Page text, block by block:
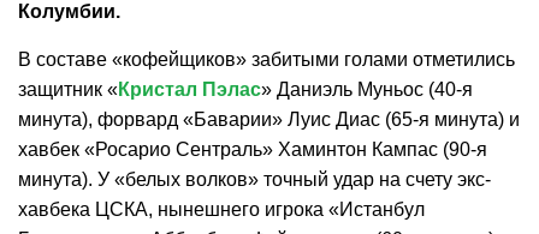
Колумбии.
В составе «кофейщиков» забитыми голами отметились
защитник «Кристал Пэлас» Даниэль Муньос (40-я
минута), форвард «Баварии» Луис Диас (65-я минута) и
хавбек «Росарио Сентраль» Хаминтон Кампас (90-я
минута). У «белых волков» точный удар на счету экс-
хавбека ЦСКА, нынешнего игрока «Истанбул